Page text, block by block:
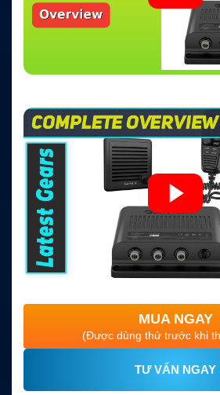
MUA NGAY
(Được dùng thử trước khi
TƯ VẤN NGAY